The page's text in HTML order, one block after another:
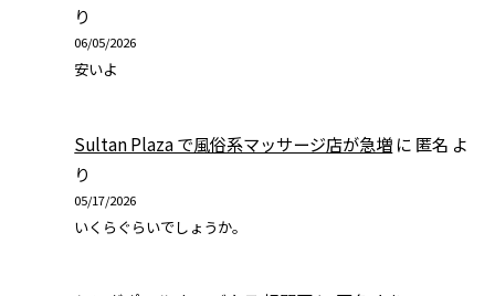
り
06/05/2026
安いよ
Sultan Plaza で風俗系マッサージ店が急増 に 匿名 よ
り
05/17/2026
いくらぐらいでしょうか。